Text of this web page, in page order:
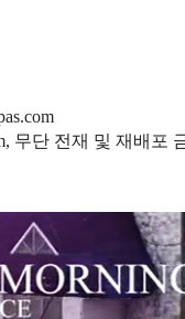
무단 전재 및 재배포